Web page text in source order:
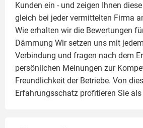
Kunden ein - und zeigen Ihnen
gleich bei jeder vermittelten Firma
Wie erhalten wir die Bewertungen
Dämmung Wir setzen uns mit
Verbindung und fragen nach dem
persönlichen Meinungen zur
Freundlichkeit der Betriebe. Von
Erfahrungsschatz profitieren Sie